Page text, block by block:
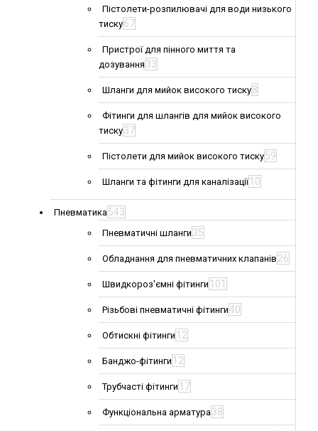
Пістолети-розпилювачі для води низького
тиску67
Пристрої для пінного миття та
дозування 33
Шланги для мийок високого тиску8
Фітинги для шлангів для мийок високого
тиску37
Пістолети для мийок високого тиску59
Шланги та фітинги для каналізації 10
Пневматика543
Пневматичні шланги 35
Обладнання для пневматичних клапанів 26
Швидкороз'ємні фітинги 101
Різьбові пневматичні фітинги40
Обтискні фітинги 12
Банджо-фітинги 12
Трубчасті фітинги 17
Функціональна арматура38